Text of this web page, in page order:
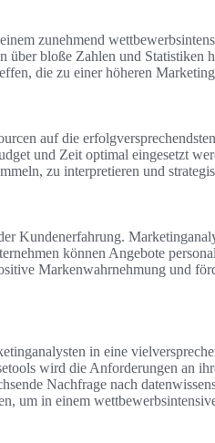
zunehmend
über bloße Zahlen und Statistiken
die zu einer höheren
auf die
und Zeit optimal eingesetzt
zu interpretieren und
Kundenerfahrung.
können Angebote
Markenwahrnehmung und
in eine
wird die Anforderungen an
Nachfrage nach
um in einem